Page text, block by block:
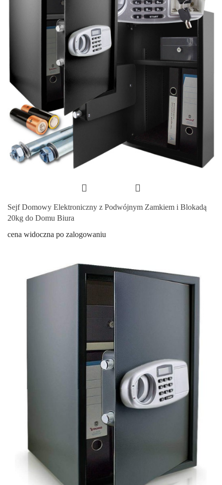
Sejf Domowy Elektroniczny z Podwójnym Zamkiem i Blokadą
20kg do Domu Biura
cena widoczna po zalogowaniu